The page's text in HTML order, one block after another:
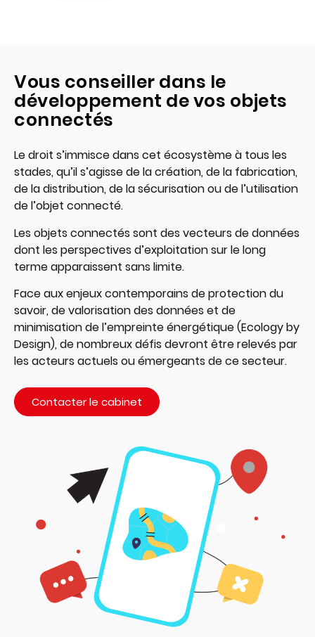
Vous conseiller dans le
développement de vos objets
connectés
Le droit s’immisce dans cet écosystème à tous les
stades, qu’il s’agisse de la création, de la fabrication,
de la distribution, de la sécurisation ou de l’utilisation
de l’objet connecté.
Les objets connectés sont des vecteurs de données
dont les perspectives d’exploitation sur le long
terme apparaissent sans limite.
Face aux enjeux contemporains de protection du
savoir, de valorisation des données et de
minimisation de l’empreinte énergétique (Ecology by
Design), de nombreux défis devront être relevés par
les acteurs actuels ou émergeants de ce secteur.
Contacter le cabinet